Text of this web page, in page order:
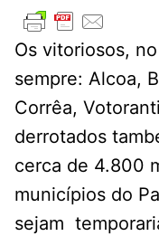
Os vitoriosos,
sempre: Alcoa,
Corrêa,
derrotados
cerca de 4.800
municípios do
sejam